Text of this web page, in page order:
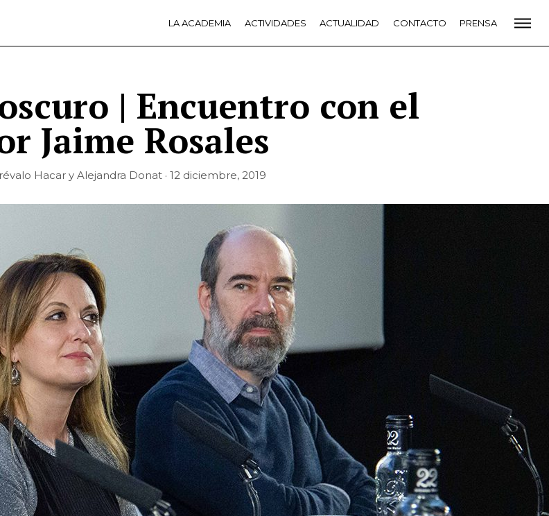
LA ACADEMIA ACTIVIDADES ACTUALIDAD CONTACTO PRENSA
| Encuentro con el
Jaime Rosales
Hacar y Alejandra Donat · 12 diciembre, 2019
LA ACADEMIA PREMIOS GOYA FUNDACIÓN
CONTACTO